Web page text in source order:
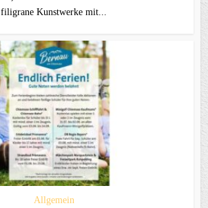
filigrane Kunstwerke mit...
Allgemein